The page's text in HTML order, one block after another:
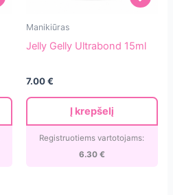
Jelly
Ultrabond
Manikiūras
Jelly Gelly Ultrabond 15ml
7.00€
Į krepšelį
Registruotiems vartotojams:
6.30 €